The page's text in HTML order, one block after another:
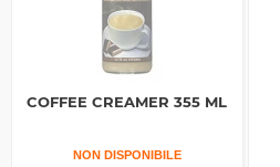
COFFEE CREAMER 355 ML
NON DISPONIBILE